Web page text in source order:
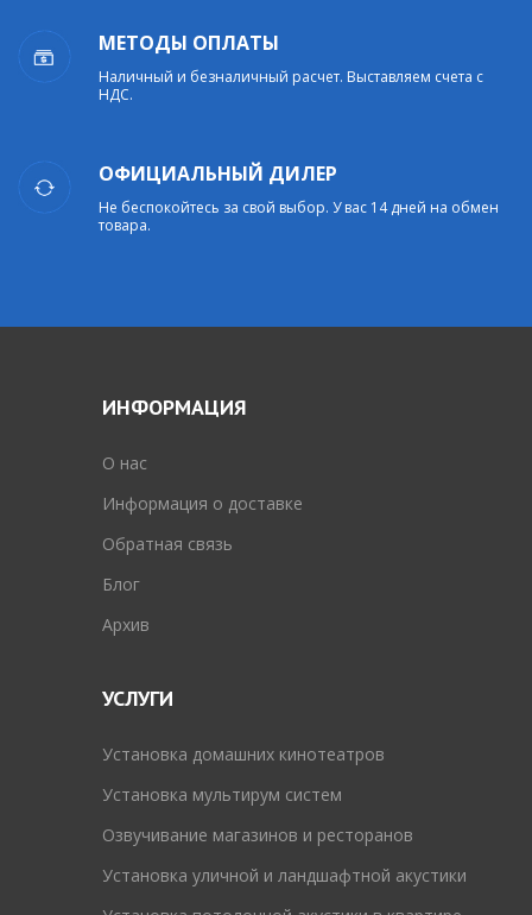
МЕТОДЫ ОПЛАТЫ
Наличный и безналичный расчет. Выставляем счета с
НДС.
ОФИЦИАЛЬНЫЙ ДИЛЕР
Не беспокойтесь за свой выбор. У вас 14 дней на обмен
товара.
ИНФОРМАЦИЯ
O нас
Информация о доставке
Обратная связь
Блог
Архив
УСЛУГИ
Установка домашних кинотеатров
Установка мультирум систем
Озвучивание магазинов и ресторанов
Установка уличной и ландшафтной акустики